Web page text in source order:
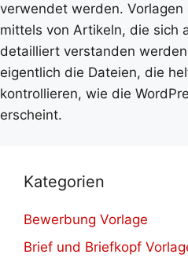
verwendet werden. Vorlagen
mittels von Artikeln, die sich
detailliert verstanden
eigentlich die Dateien, die
kontrollieren, wie die
erscheint.
Kategorien
Bewerbung Vorlage
Brief und Briefkopf